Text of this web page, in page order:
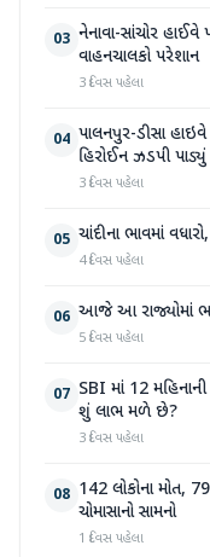
03 નેનાવા-સાંચોર હાઈવે
વાહનચાલકો પરેશાન
3 દિવસ પહેલા
04 પાલનપુર-ડીસા
હિરોઈન ઝડપી પાડ્યું
3 દિવસ પહેલા
05 ચાંદીના ભાવમાં
4 દિવસ પહેલા
06 આજે આ રાજ્યોમાં
5 દિવસ પહેલા
07 SBI માં 12
શું લાભ મળે છે?
3 દિવસ પહેલા
08 142 લોકોના મોત,
ચોમાસાનો સામનો
1 દિવસ પહેલા